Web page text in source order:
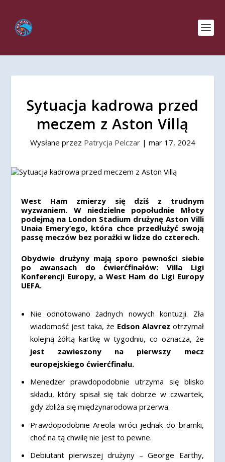
Sytuacja kadrowa przed
meczem z Aston Villą
Wysłane przez Patrycja Pelczar| mar 17, 2024
West Ham zmierzy się dziś z trudnym
wyzwaniem. W niedzielne popołudnie Młoty
podejmą na London Stadium drużynę Aston Villi
Unaia Emery’ego, która chce przedłużyć swoją
passę meczów bez porażki w lidze do czterech.
Obydwie drużyny mają sporo pewności siebie
po awansach do ćwierćfinałów: Villa Ligi
Konferencji Europy, a West Ham do Ligi Europy
UEFA.
Nie odnotowano żadnych nowych kontuzji. Zła
wiadomość jest taka, że Edson Alavrez otrzymał
kolejną żółtą kartkę w tygodniu, co oznacza, że
jest zawieszony na pierwszy mecz
europejskiego ćwierćfinału.
Menedżer prawdopodobnie utrzyma się blisko
składu, który spisał się tak dobrze w czwartek,
gdy zbliża się międzynarodowa przerwa.
Prawdopodobnie Areola wróci jednak do bramki,
choć na tą chwilę nie jest to pewne.
Debiutant pierwszej drużyny – George Earthy,